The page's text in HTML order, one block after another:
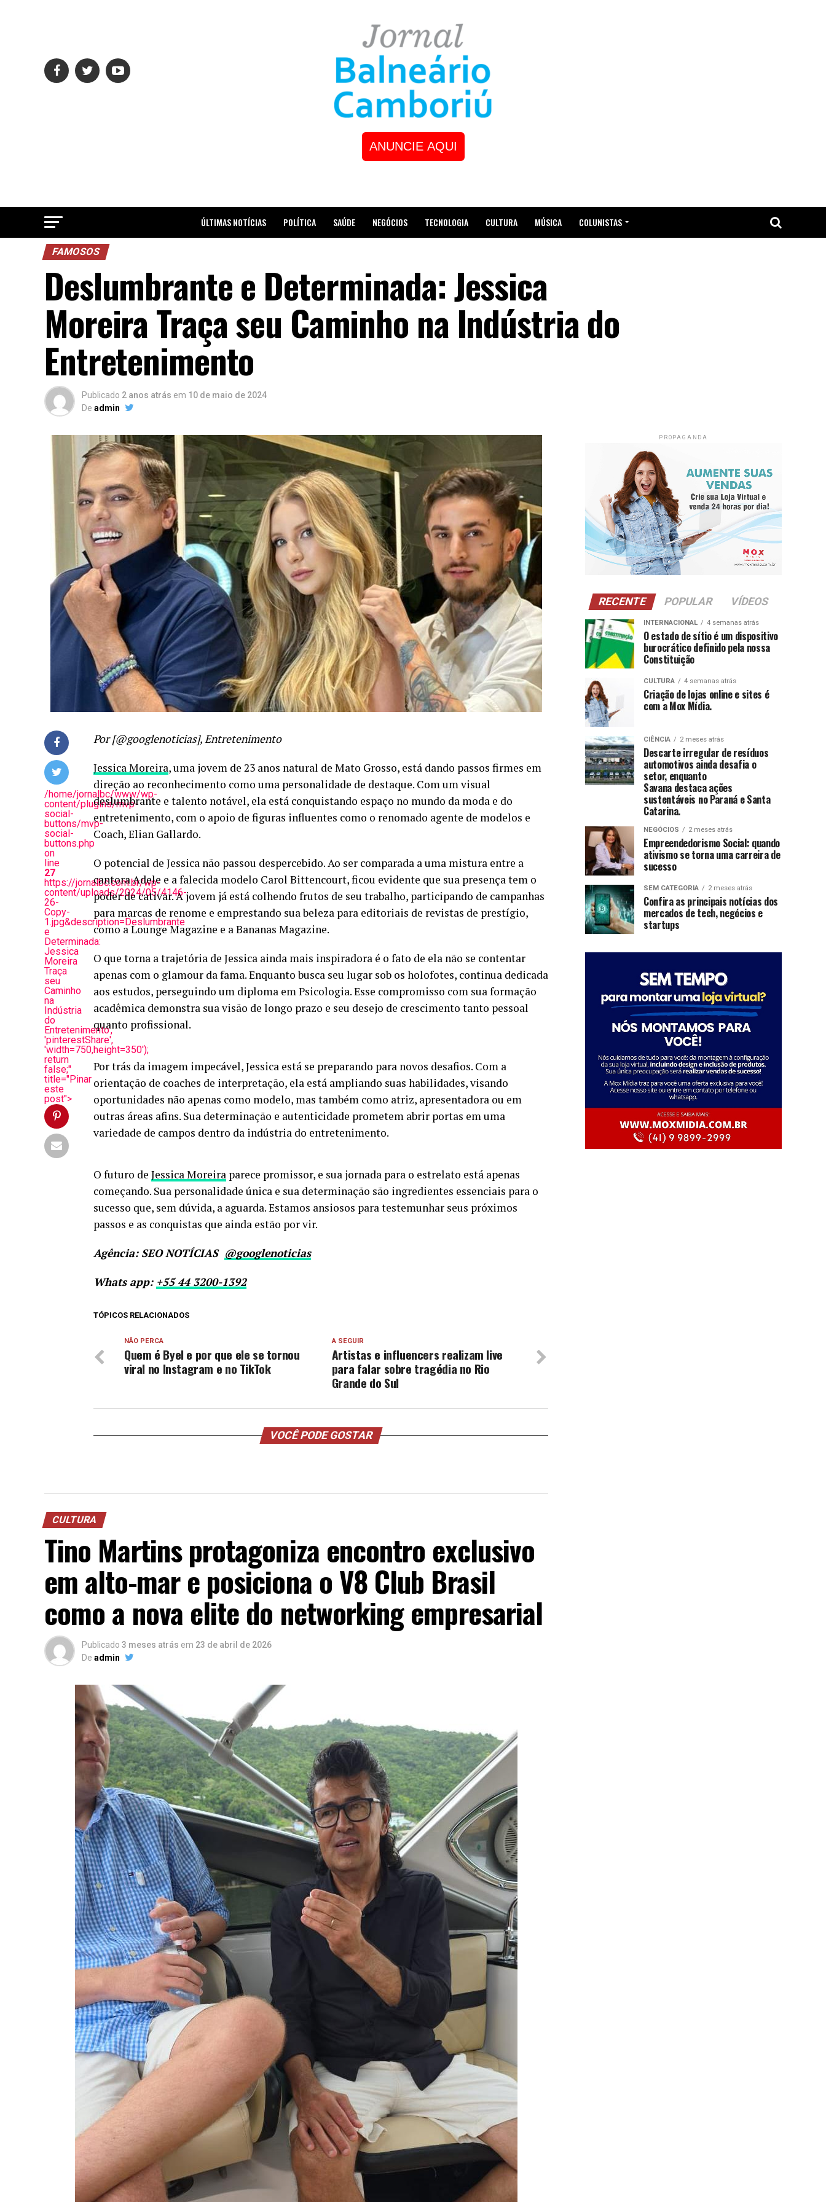
ANUNCIE AQUI
ÚLTIMAS NOTÍCIAS POLÍTICA SAÚDE NEGÓCIOS TECNOLOGIA CULTURA MÚSICA COLUNISTAS
FAMOSOS
Deslumbrante e Determinada: Jessica
Moreira Traça seu Caminho na Indústria do
Entretenimento
Publicado 2 anos atrás em 10 de maio de 2024
De admin
/home/jornalbc/www/wp-
content/plugins/mvp-
social-
buttons/mvp-
social-
buttons.php
on
line
27
https://jornalbc.com.br/wp-
content/uploads/2024/05/4146-
26-
Copy-
1.jpg&description=Deslumbrante
e
Determinada:
Jessica
Moreira
Traça
seu
Caminho
na
Indústria
do
Entretenimento',
'pinterestShare',
'width=750,height=350');
return
false;"
title="Pinar
este
post">
Por [@googlenoticias], Entretenimento
Jessica Moreira, uma jovem de 23 anos natural de Mato Grosso, está dando passos firmes em
direção ao reconhecimento como uma personalidade de destaque. Com um visual
deslumbrante e talento notável, ela está conquistando espaço no mundo da moda e do
entretenimento, com o apoio de figuras influentes como o renomado agente de modelos e
Coach, Elian Gallardo.
O potencial de Jessica não passou despercebido. Ao ser comparada a uma mistura entre a
cantora Adele e a falecida modelo Carol Bittencourt, ficou evidente que sua presença tem o
poder de cativar. A jovem já está colhendo frutos de seu trabalho, participando de campanhas
para marcas de renome e emprestando sua beleza para editoriais de revistas de prestígio,
como a Lounge Magazine e a Bananas Magazine.
O que torna a trajetória de Jessica ainda mais inspiradora é o fato de ela não se contentar
apenas com o glamour da fama. Enquanto busca seu lugar sob os holofotes, continua dedicada
aos estudos, perseguindo um diploma em Psicologia. Esse compromisso com sua formação
acadêmica demonstra sua visão de longo prazo e seu desejo de crescimento tanto pessoal
quanto profissional.
Por trás da imagem impecável, Jessica está se preparando para novos desafios. Com a
orientação de coaches de interpretação, ela está ampliando suas habilidades, visando
oportunidades não apenas como modelo, mas também como atriz, apresentadora ou em
outras áreas afins. Sua determinação e autenticidade prometem abrir portas em uma
variedade de campos dentro da indústria do entretenimento.
O futuro de Jessica Moreira parece promissor, e sua jornada para o estrelato está apenas
começando. Sua personalidade única e sua determinação são ingredientes essenciais para o
sucesso que, sem dúvida, a aguarda. Estamos ansiosos para testemunhar seus próximos
passos e as conquistas que ainda estão por vir.
Agência: SEO NOTÍCIAS @googlenoticias
Whats app: +55 44 3200-1392
TÓPICOS RELACIONADOS
A SEGUIR
Artistas e influencers realizam live
para falar sobre tragédia no Rio
Grande do Sul
NÃO PERCA
Quem é Byel e por que ele se tornou
viral no Instagram e no TikTok
VOCÊ PODE GOSTAR
CULTURA
Tino Martins protagoniza encontro exclusivo
em alto-mar e posiciona o V8 Club Brasil
como a nova elite do networking empresarial
Publicado 3 meses atrás em 23 de abril de 2026
De admin
PROPAGANDA
RECENTE POPULAR VÍDEOS
INTERNACIONAL 4 semanas atrás
O estado de sítio é um dispositivo
burocrático definido pela nossa
Constituição
CULTURA 4 semanas atrás
Criação de lojas online e sites é
com a Mox Mídia.
CIÊNCIA 2 meses atrás
Descarte irregular de resíduos
automotivos ainda desafia o
setor, enquanto
Savana destaca ações
sustentáveis no Paraná e Santa
Catarina.
NEGÓCIOS 2 meses atrás
Empreendedorismo Social: quando
ativismo se torna uma carreira de
sucesso
SEM CATEGORIA 2 meses atrás
Confira as principais notícias dos
mercados de tech, negócios e
startups